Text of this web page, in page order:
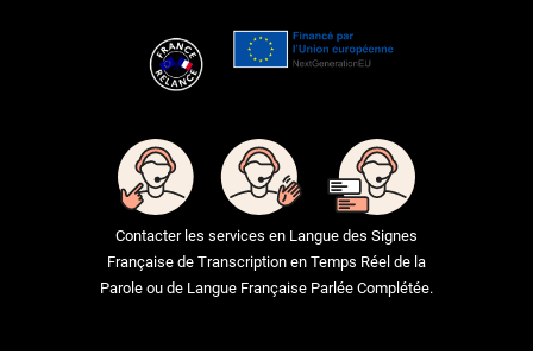
Contacter les services en Langue des Signes
Française de Transcription en Temps Réel de la
Parole ou de Langue Française Parlée Complétée.